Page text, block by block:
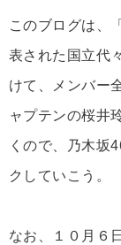
このブログは、
表された国立代
けて、メンバー
ャプテンの桜井
くので、乃木坂
クしていこう。
なお、１０月６